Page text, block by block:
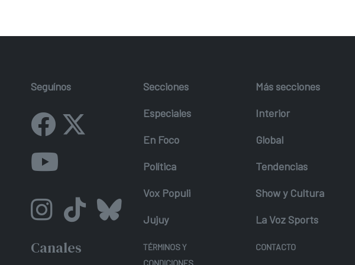
Seguínos
Canales
Secciones
Especiales
En Foco
Política
Vox Populi
Jujuy
TÉRMINOS Y
CONDICIONES
Más secciones
Interior
Global
Tendencias
Show y Cultura
La Voz Sports
CONTACTO